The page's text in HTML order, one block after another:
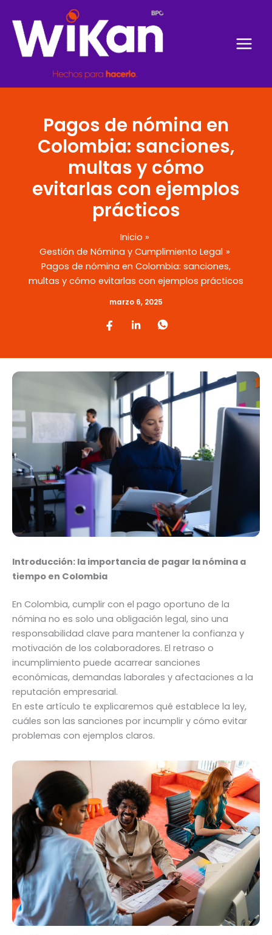
contenido
Pagos de nómina en
Colombia: sanciones,
multas y cómo
evitarlas con ejemplos
prácticos
Inicio
Gestión de Nómina y Cumplimiento Legal
Pagos de nómina en Colombia: sanciones,
multas y cómo evitarlas con ejemplos prácticos
marzo 6, 2025
Introducción: la importancia de pagar la nómina a
tiempo en Colombia
En Colombia, cumplir con el pago oportuno de la
nómina no es solo una obligación legal, sino una
responsabilidad clave para mantener la confianza y
motivación de los colaboradores. El retraso o
incumplimiento puede acarrear sanciones
económicas, demandas laborales y afectaciones a la
reputación empresarial.
En este artículo te explicaremos qué establece la ley,
cuáles son las sanciones por incumplir y cómo evitar
problemas con ejemplos claros.